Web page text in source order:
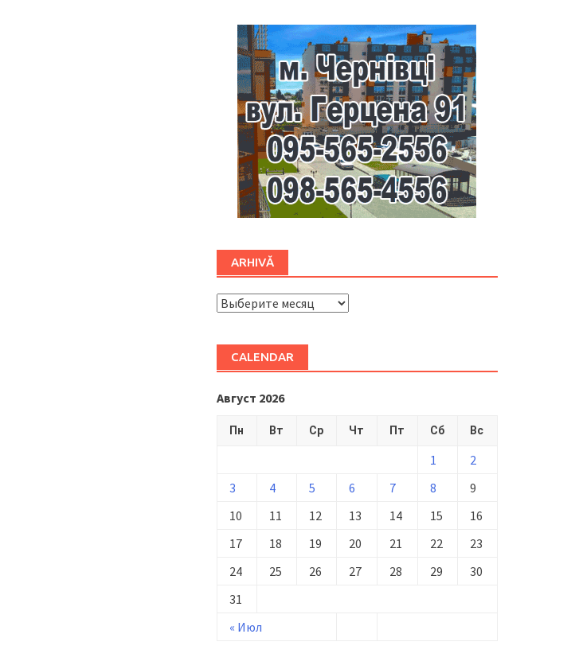
ARHIVĂ
ARHIVĂ
CALENDAR
Август 2026
Пн Вт Ср Чт Пт Сб Вс
« Июл
1
2
3
4 5 6 7 8
9
10
11 12 13 14 15
16
17
18 19 20 21 22
23
24
25 26 27 28 29
30
31